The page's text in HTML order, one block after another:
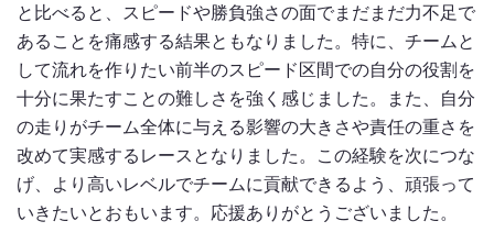
と比べると、スピードや勝負強さの面でまだまだ力不足で
あることを痛感する結果ともなりました。特に、チームと
して流れを作りたい前半のスピード区間での自分の役割を
十分に果たすことの難しさを強く感じました。また、自分
の走りがチーム全体に与える影響の大きさや責任の重さを
改めて実感するレースとなりました。この経験を次につな
げ、より高いレベルでチームに貢献できるよう、頑張って
いきたいとおもいます。応援ありがとうございました。